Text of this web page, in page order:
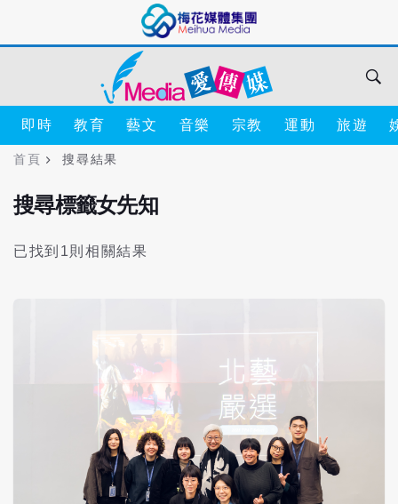
即時 教育 藝文 音樂 宗教 運動 旅遊
首頁 搜尋結果
搜尋標籤女先知
已找到1則相關結果